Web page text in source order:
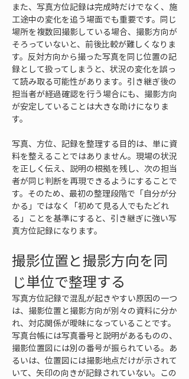
また、写真方位記録は完成時だけでなく、施
工途中の変化を追う場面でも重要です。同じ
場所を複数回撮影している場合、撮影方向が
そろっていないと、前後比較が難しくなりま
す。反対方向から撮った写真を同じ位置の記
録として扱ってしまうと、状況の変化を誤っ
て読み取る可能性があります。引き継ぎ後の
担当者が経過確認を行う場合にも、撮影方向
が安定していることは大きな助けになりま
す。
写真、方位、記録を整理する目的は、単に資
料を整えることではありません。現場の状況
を正しく伝え、説明の根拠を残し、次の担当
者が同じ判断を再現できるようにすることで
す。そのため、最初の整理段階で「自分が分
かる」ではなく「初めて見る人でもたどれ
る」ことを基準にすると、引き継ぎに強い写
真方位記録になります。
撮影位置と撮影方向を同
じ単位で整理する
写真方位記録で混乱が起きやすい原因の一つ
は、撮影位置と撮影方向が別々の資料に分か
れ、対応関係が曖昧になっていることです。
写真台帳には写真番号と説明があるものの、
撮影位置図には別の番号が振られている。あ
るいは、位置図には撮影地点だけが示されて
いて、矢印の向きが記録されていない。この